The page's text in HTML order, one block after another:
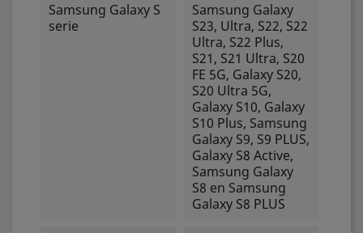
Samsung Galaxy S
serie
Samsung Galaxy
S23, Ultra, S22, S22
Ultra, S22 Plus,
S21, S21 Ultra, S20
FE 5G, Galaxy S20,
S20 Ultra 5G,
Galaxy S10, Galaxy
S10 Plus, Samsung
Galaxy S9, S9 PLUS,
Galaxy S8 Active,
Samsung Galaxy
S8 en Samsung
Galaxy S8 PLUS